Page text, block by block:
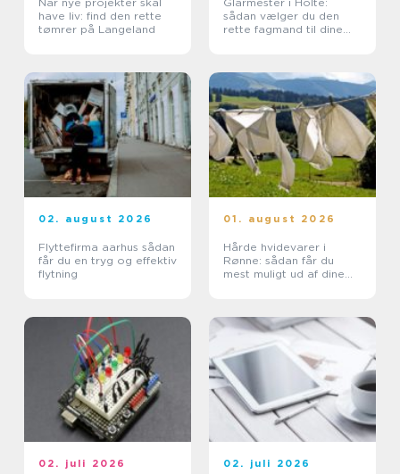
have liv: find den rette
tømrer på Langeland
sådan vælger du den
rette fagmand til dine
02. august 2026
Flyttefirma aarhus sådan
får du en tryg og effektiv
flytning
01. august 2026
Hårde hvidevarer i
Rønne: sådan får du
mest muligt ud af dine
02. juli 2026 02. juli 2026